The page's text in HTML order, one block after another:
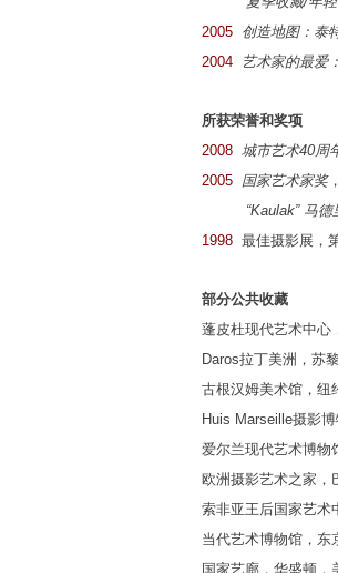
2005 创造地图：泰
2004
艺术家的最爱
所获荣誉和奖项
2008 城市艺术40周
2005 国家艺术家奖
“Kaulak” 马
1998 最佳摄影展，
部分公共收藏
蓬皮杜现代艺术中心
Daros拉丁美洲，苏
古根汉姆美术馆，纽
Huis Marseille摄影
爱尔兰现代艺术博物
欧洲摄影艺术之家，
索非亚王后国家艺术
当代艺术博物馆，东
国家艺廊，华盛顿，